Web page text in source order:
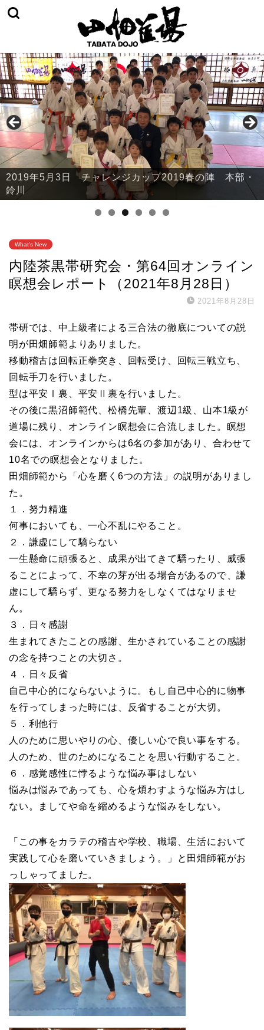
2019年5月3日 チャレンジカップ2019春の陣 本部・
鈴川
What's New
内陸茶黒帯研究会・第64回オンライン
瞑想会レポート（2021年8月28日）
2021年8月28日
帯研では、中上級者による三合法の徹底についての説
明が田畑師範よりありました。
移動稽古は回転正拳突き、回転受け、回転三戦立ち、
回転手刀を行いました。
型は平安Ⅰ裏、平安Ⅱ裏を行いました。
その後に黒沼師範代、松橋先輩、渡辺1級、山本1級が
道場に残り、オンライン瞑想会に合流しました。瞑想
会には、オンラインからは6名の参加があり、合わせて
10名での瞑想会となりました。
田畑師範から「心を磨く6つの方法」の説明がありまし
た。
１．努力精進
何事においても、一心不乱にやること。
２．謙虚にして驕らない
一生懸命に頑張ると、成果が出てきて驕ったり、威張
ることによって、不幸の芽が出る場合があるので、謙
虚にして驕らず、更なる努力をしなくてはなりませ
ん。
３．日々感謝
生まれてきたことの感謝、生かされていることの感謝
の念を持つことの大切さ。
４．日々反省
自己中心的にならないように。もし自己中心的に物事
を行ってしまった時には、反省することが大切。
５．利他行
人のために思いやりの心、優しい心で良い事をする。
人のため、世のためになることを思い行動すること。
６．感覚感性に悖るような悩み事はしない
悩みは悩みであっても、心を煩わすような悩み方はし
ない。ましてや命を縮めるような悩みをしない。
「この事をカラテの稽古や学校、職場、生活において
実践して心を磨いていきましょう。」と田畑師範がお
っしゃってました。